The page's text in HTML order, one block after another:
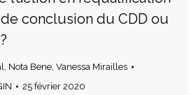
conclusion du CDD ou
Nota Bene Vanessa Mirailles
25 février 2020